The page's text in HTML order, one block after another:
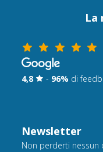
La
4,8 - 96% di
Newsletter
Non perderti nessun